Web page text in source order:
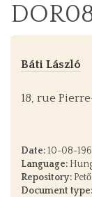
Báti László
18, rue
Date:10-08-
Language:
Repository:
Document type: